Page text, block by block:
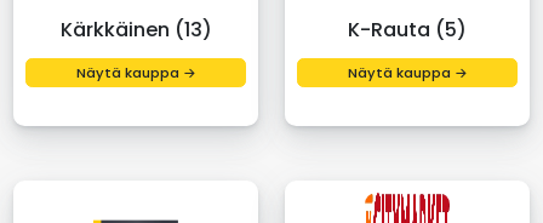
Kärkkäinen (13)
Näytä kauppa →
K-Rauta (5)
Näytä kauppa →